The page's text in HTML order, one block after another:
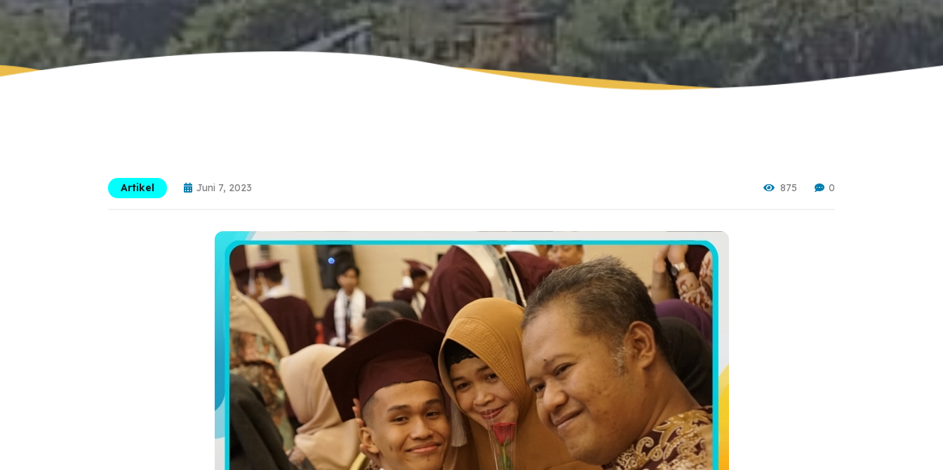
Ruang Seni & Musik
Fasilitas Olahraga
e-Buletin
Kunjungan Virtual
Booklet *download .pdf
Angkatan Ke-9
Wisudawan Tahfidz 2023
Angkatan Ke-10
Wisudawan Tahfidz 2025
EDUNAV
Artikel Juni 7, 2023 875 0